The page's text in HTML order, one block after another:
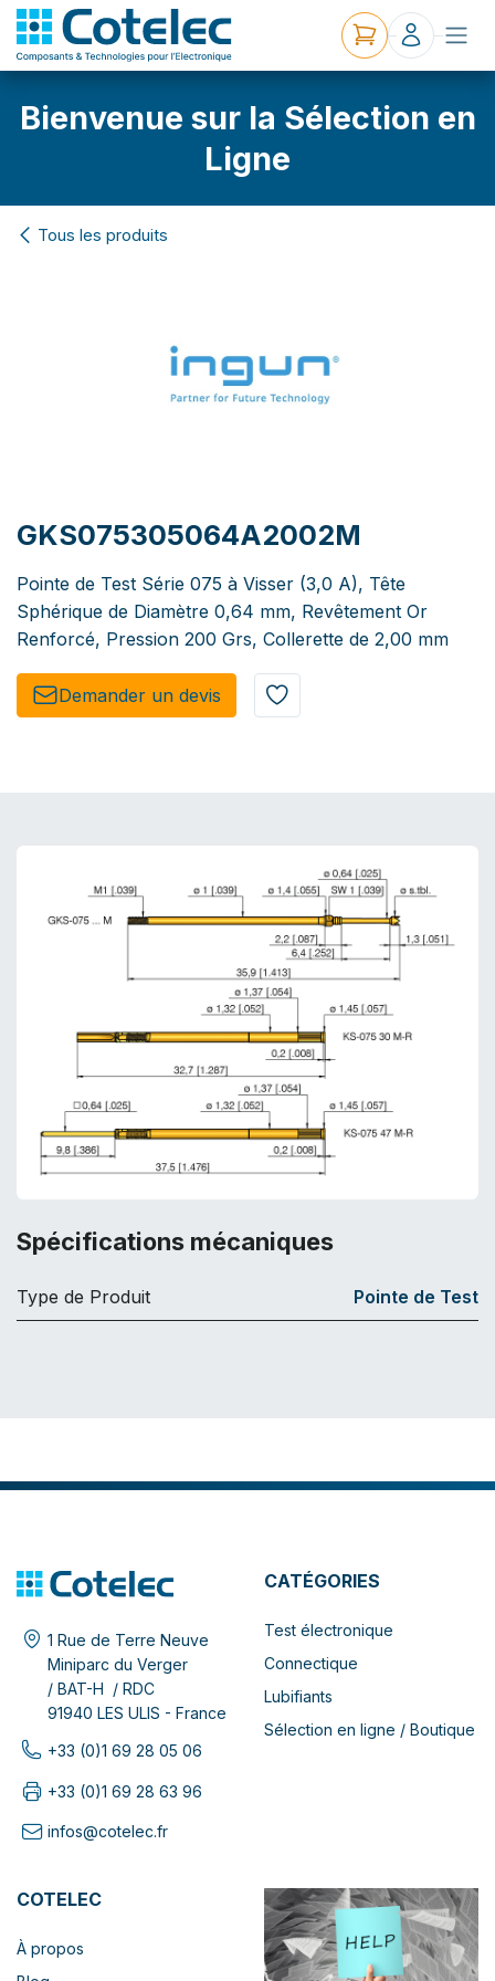
Bienvenue sur la Sélection en
Ligne
Tous les produits
GKS075305064A2002M
Pointe de Test Série 075 à Visser (3,0 A), Tête
Sphérique de Diamètre 0,64 mm, Revêtement Or
Renforcé, Pression 200 Grs, Collerette de 2,00 mm
Demander un de​​vis​​
Spécifications mécaniques
Type de Produit Pointe de Test
1 Rue de Terre Neuve
Miniparc du Verger
/ BAT-H / RDC
91940 LES ULIS - France
+33 (0)1 69 28 05 06
+33 (0)1 69 28 63 96
infos@cotelec.fr
CATÉGORIES
Test électronique
Connectique
Lubifiants
Sélection en ligne / Boutique
COTELEC
À propos